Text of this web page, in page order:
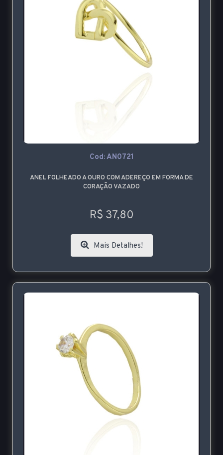
Cod: AN0721
ANEL FOLHEADO A OURO COM ADEREÇO EM FORMA DE
CORAÇÃO VAZADO
R$ 37,80
Mais Detalhes!